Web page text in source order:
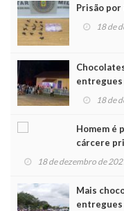
Prisão
18 de
entregues
Noel 18 de
Homem é
cárcere
18 de dezembro de
Mais
entregues